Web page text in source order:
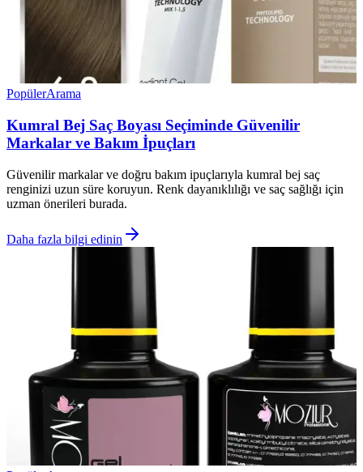
PopülerArama
Kumral Bej Saç Boyası Seçiminde Güvenilir
Markalar ve Bakım İpuçları
Güvenilir markalar ve doğru bakım ipuçlarıyla kumral bej saç
renginizi uzun süre koruyun. Renk dayanıklılığı ve saç sağlığı için
uzman önerileri burada.
Daha fazla bilgi edinin